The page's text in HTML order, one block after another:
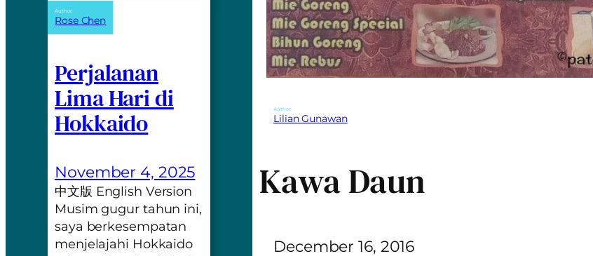
Author:
Rose Chen
Perjalanan
Lima Hari di
Hokkaido
November 4, 2025
中文版 English Version
Musim gugur tahun ini,
saya berkesempatan
menjelajahi Hokkaido
Author:
Lilian Gunawan
Kawa Daun
December 16, 2016